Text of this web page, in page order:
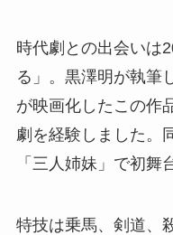
時代劇との出会いは
る」。黒澤明が執筆
が映画化したこの作
劇を経験しました。
「三人姉妹」で初舞
特技は乗馬、剣道、